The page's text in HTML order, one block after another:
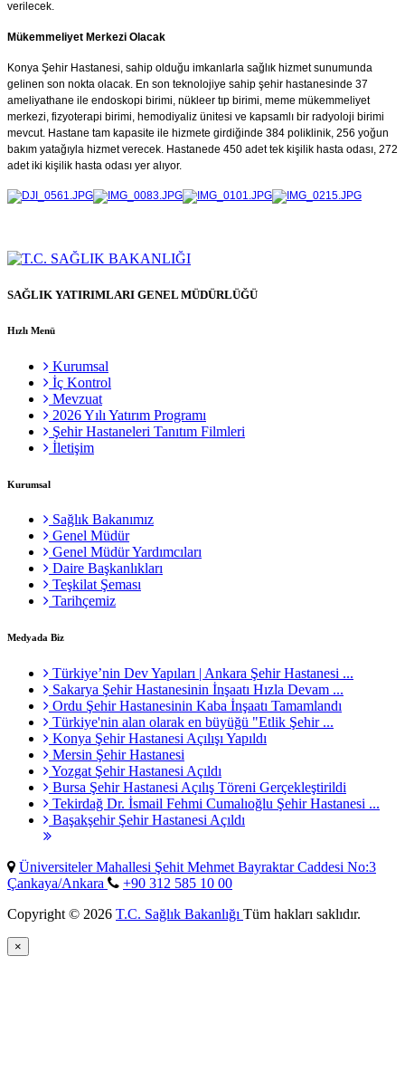
verilecek.
Mükemmeliyet Merkezi Olacak
Konya Şehir Hastanesi, sahip olduğu imkanlarla sağlık hizmet sunumunda
gelinen son nokta olacak. En son teknolojiye sahip şehir hastanesinde 37
ameliyathane ile endoskopi birimi, nükleer tıp birimi, meme mükemmeliyet
merkezi, fizyoterapi birimi, hemodiyaliz ünitesi ve kapsamlı bir radyoloji birimi
mevcut. Hastane tam kapasite ile hizmete girdiğinde 384 poliklinik, 256 yoğun
bakım yatağıyla hizmet verecek. Hastanede 450 adet tek kişilik hasta odası, 272
adet iki kişilik hasta odası yer alıyor.
SAĞLIK YATIRIMLARI GENEL MÜDÜRLÜĞÜ
Hızlı Menü
Kurumsal
İç Kontrol
Mevzuat
2026 Yılı Yatırım Programı
Şehir Hastaneleri Tanıtım Filmleri
İletişim
Kurumsal
Sağlık Bakanımız
Genel Müdür
Genel Müdür Yardımcıları
Daire Başkanlıkları
Teşkilat Şeması
Tarihçemiz
Medyada Biz
Türkiye’nin Dev Yapıları | Ankara Şehir Hastanesi ...
Sakarya Şehir Hastanesinin İnşaatı Hızla Devam ...
Ordu Şehir Hastanesinin Kaba İnşaatı Tamamlandı
Türkiye'nin alan olarak en büyüğü "Etlik Şehir ...
Konya Şehir Hastanesi Açılışı Yapıldı
Mersin Şehir Hastanesi
Yozgat Şehir Hastanesi Açıldı
Bursa Şehir Hastanesi Açılış Töreni Gerçekleştirildi
Tekirdağ Dr. İsmail Fehmi Cumalıoğlu Şehir Hastanesi ...
Başakşehir Şehir Hastanesi Açıldı
Üniversiteler Mahallesi Şehit Mehmet Bayraktar Caddesi No:3
Çankaya/Ankara
+90 312 585 10 00
Copyright © 2026 T.C. Sağlık Bakanlığı Tüm hakları saklıdır.
×